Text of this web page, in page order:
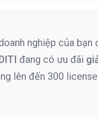
nghiệp của
đang có ưu đãi
lên đến 300